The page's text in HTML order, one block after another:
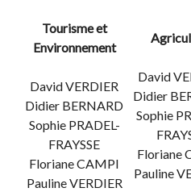
Tourisme et
Environnement
David VERDIER
Didier BERNARD
Sophie PRADEL-
FRAYSSE
Floriane CAMPI
Pauline VERDIER
David
Didier
Sophie
Floriane
Pauline